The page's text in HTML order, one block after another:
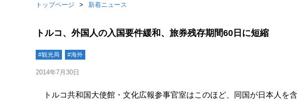
トップページ 新着ニュース
トルコ、外国人の入国要件緩和、旅券残存期間60日に短縮
#観光局 #海外
2014年7月30日
トルコ共和国大使館・文化広報参事官室はこのほど、同国が日本人を